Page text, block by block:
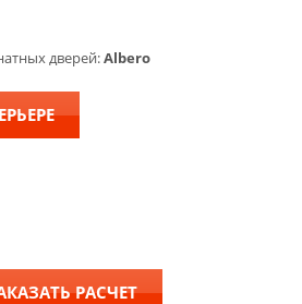
дверей:Albero
РАСЧЕТ